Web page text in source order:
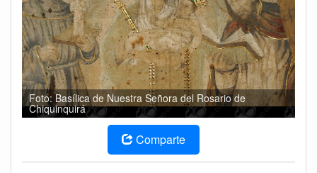
Foto: Basílica de Nuestra Señora del Rosario de
Chiquinquirá
Comparte